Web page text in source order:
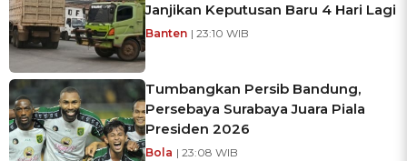
Janjikan Keputusan Baru 4 Hari Lagi
Banten | 23:10 WIB
Tumbangkan Persib Bandung,
Persebaya Surabaya Juara Piala
Presiden 2026
Bola | 23:08 WIB